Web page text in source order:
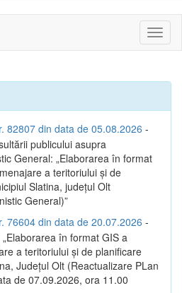
sau
82807 din data de 05.08.2026 -
publicului asupra
General: „Elaborarea în format
a teritoriului și de
Slatina, județul Olt
General)”
76604 din data de 20.07.2026 -
în format GIS a
a teritoriului și de planificare
Județul Olt (Reactualizare PLan
de 07.09.2026, ora 11.00